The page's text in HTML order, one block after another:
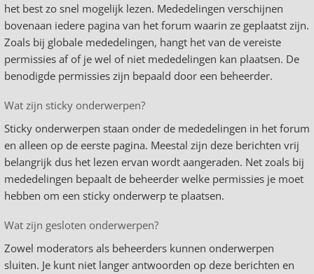
het best zo snel mogelijk lezen. Mededelingen verschijnen
bovenaan iedere pagina van het forum waarin ze geplaatst zijn.
Zoals bij globale mededelingen, hangt het van de vereiste
permissies af of je wel of niet mededelingen kan plaatsen. De
benodigde permissies zijn bepaald door een beheerder.
Wat zijn sticky onderwerpen?
Sticky onderwerpen staan onder de mededelingen in het forum
en alleen op de eerste pagina. Meestal zijn deze berichten vrij
belangrijk dus het lezen ervan wordt aangeraden. Net zoals bij
mededelingen bepaalt de beheerder welke permissies je moet
hebben om een sticky onderwerp te plaatsen.
Wat zijn gesloten onderwerpen?
Zowel moderators als beheerders kunnen onderwerpen
sluiten. Je kunt niet langer antwoorden op deze berichten en